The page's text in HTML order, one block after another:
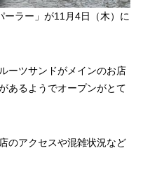
ーラー」が11月4日（木） に
ーツサンドがメインのお店
あるようでオープンがとて
のアクセスや混雑状況など